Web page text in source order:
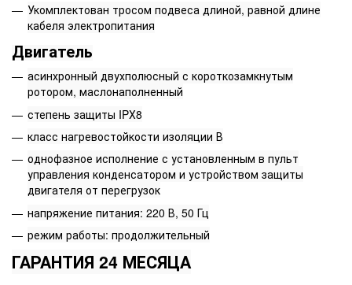
Укомплектован тросом подвеса длиной, равной длине
кабеля электропитания
Двигатель
асинхронный двухполюсный с короткозамкнутым
ротором, маслонаполненный
степень защиты IPХ8
класс нагревостойкости изоляции В
однофазное исполнение с установленным в пульт
управления конденсатором и устройством защиты
двигателя от перегрузок
напряжение питания: 220 В, 50 Гц
режим работы: продолжительный
ГАРАНТИЯ 24 МЕСЯЦА